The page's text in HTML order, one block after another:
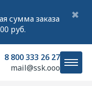
сумма заказа
руб.
✖
8 800 333 26 27
mail@ssk.ooo